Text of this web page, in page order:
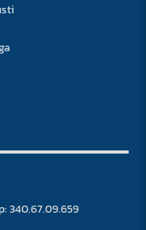
340.67.09.659